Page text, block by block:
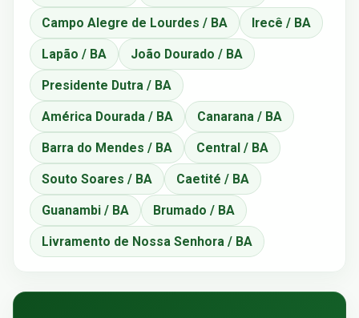
Campo Alegre de Lourdes / BA Irecê / BA
Lapão / BA João Dourado / BA
Presidente Dutra / BA
América Dourada / BA Canarana / BA
Barra do Mendes / BA Central / BA
Souto Soares / BA Caetité / BA
Guanambi / BA Brumado / BA
Livramento de Nossa Senhora / BA